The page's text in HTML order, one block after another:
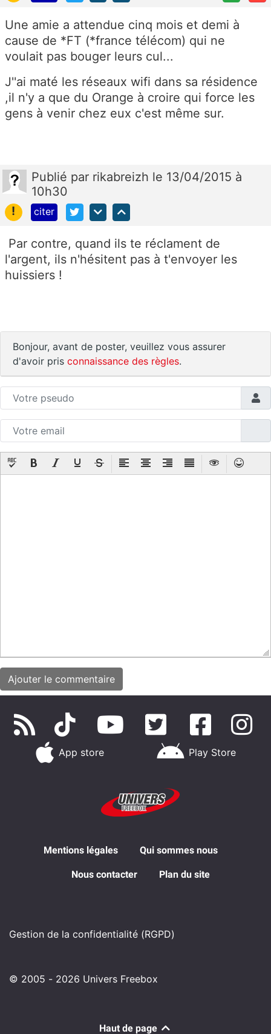
Une amie a attendue cinq mois et demi à
cause de *FT (*france télécom) qui ne
voulait pas bouger leurs cul...
J''ai maté les réseaux wifi dans sa résidence
,il n'y a que du Orange à croire qui force les
gens à venir chez eux c'est même sur.
Publié par rikabreizh le 13/04/2015 à
10h30
!
citer
Par contre, quand ils te réclament de
l'argent, ils n'hésitent pas à t'envoyer les
huissiers !
Bonjour, avant de poster, veuillez vous assurer
d'avoir pris connaissance des règles.
App store Play Store
Mentions légales Qui sommes nous
Nous contacter Plan du site
Gestion de la confidentialité (RGPD)
© 2005 - 2026 Univers Freebox
Haut de page